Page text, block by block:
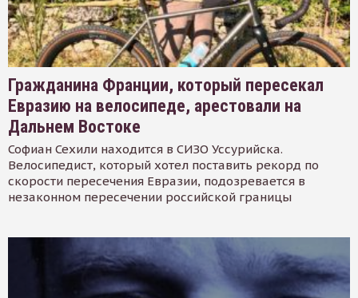
Гражданина Франции, который пересекал
Евразию на велосипеде, арестовали на
Дальнем Востоке
Софиан Сехили находится в СИЗО Уссурийска.
Велосипедист, который хотел поставить рекорд по
скорости пересечения Евразии, подозревается в
незаконном пересечении российской границы